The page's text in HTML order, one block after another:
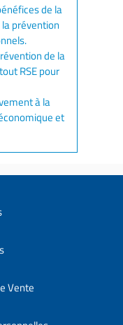
de la
prévention
de la
RSE pour
à la
et
Vente